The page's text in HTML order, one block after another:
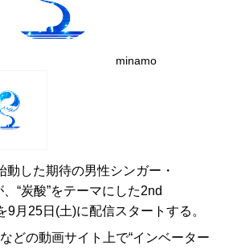
minamo
動した期待の男性シンガー・
、“炭酸”をテーマにした2nd
月25日(土)に配信スタートする。
どの動画サイト上で“インベーター